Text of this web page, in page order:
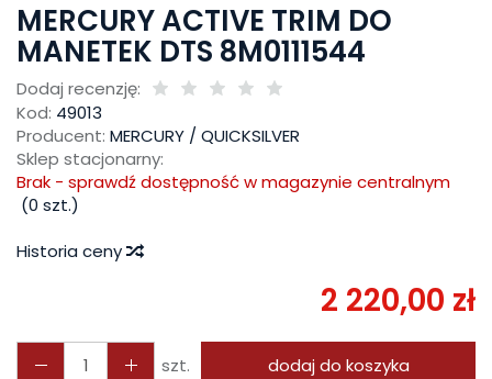
MERCURY ACTIVE TRIM DO
MANETEK DTS 8M0111544
Dodaj recenzję:
Kod: 49013
Producent: MERCURY / QUICKSILVER
Sklep stacjonarny:
Brak - sprawdź dostępność w magazynie centralnym
(0 szt.)
Historia ceny
2 220,00 zł
szt. dodaj do koszyka